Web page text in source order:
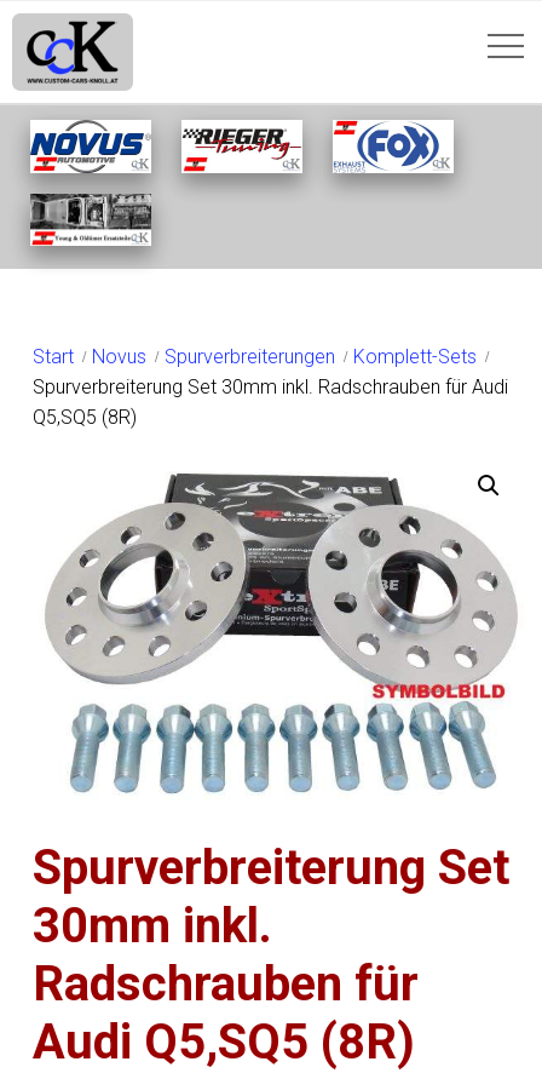
SHOP
Start Novus Spurverbreiterungen
Komplett-Sets
Spurverbreiterung Set 30mm inkl. Radschrauben für Audi
Q5,SQ5 (8R)
Spurverbreiterung Set
30mm inkl.
Radschrauben für
Audi Q5,SQ5 (8R)